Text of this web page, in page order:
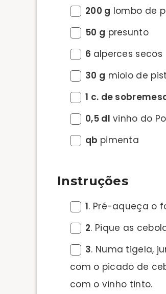
200 g lombo de
50 g presunto
6 alperces secos
30 g miolo de
1 c. de
0,5 dl vinho do
qb pimenta
Instruções
1. Pré-aqueça o
2. Pique as
3. Numa tigela,
com o picado de
com o vinho tinto.